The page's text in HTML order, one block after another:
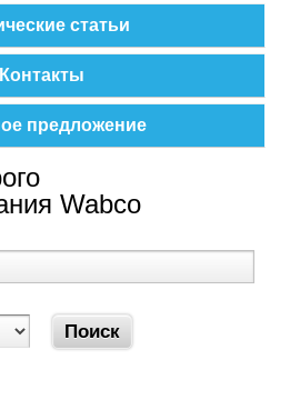
статьи
Контакты
предложение
Wabco